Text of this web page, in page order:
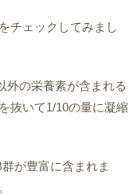
チェックしてみまし
外の栄養素が含まれる
抜いて1/10の量に凝縮
が豊富に含まれま